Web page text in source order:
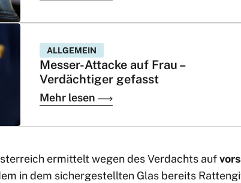
ALLGEMEIN
Messer-Attacke auf Frau –
Verdächtiger gefasst
Mehr lesen
ermittelt wegen des Verdachts auf
in dem sichergestellten Glas bereits